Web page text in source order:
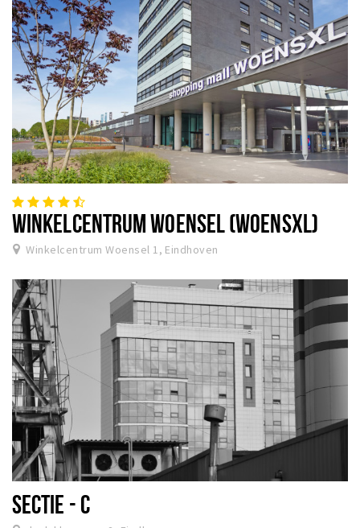
WINKELCENTRUM WOENSEL (WOENSXL)
Winkelcentrum Woensel 1, Eindhoven
SECTIE - C